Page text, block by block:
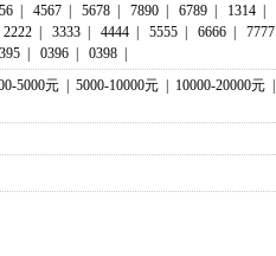
4567 5678 7890 6789 1314
2222 3333 4444 5555 6666 7777
0396 0398
5000元 5000-10000元 10000-20000元